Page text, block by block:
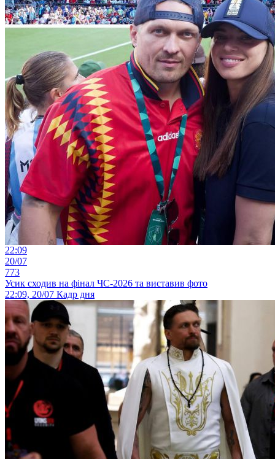
22:09
20/07
773
Усик сходив на фінал ЧС-2026 та виставив фото
22:09, 20/07 Кадр дня